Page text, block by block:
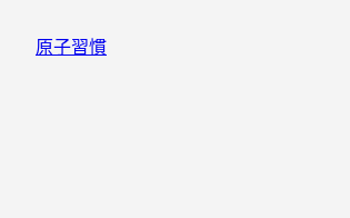
原子習慣